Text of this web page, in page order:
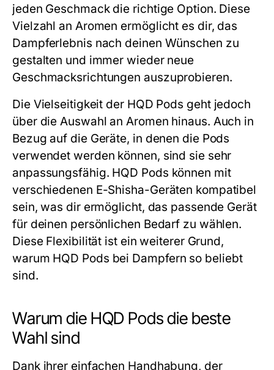
jeden Geschmack die richtige Option. Diese
Vielzahl an Aromen ermöglicht es dir, das
Dampferlebnis nach deinen Wünschen zu
gestalten und immer wieder neue
Geschmacksrichtungen auszuprobieren.
Die Vielseitigkeit der HQD Pods geht jedoch
über die Auswahl an Aromen hinaus. Auch in
Bezug auf die Geräte, in denen die Pods
verwendet werden können, sind sie sehr
anpassungsfähig. HQD Pods können mit
verschiedenen E-Shisha-Geräten kompatibel
sein, was dir ermöglicht, das passende Gerät
für deinen persönlichen Bedarf zu wählen.
Diese Flexibilität ist ein weiterer Grund,
warum HQD Pods bei Dampfern so beliebt
sind.
Warum die HQD Pods die beste
Wahl sind
Dank ihrer einfachen Handhabung, der